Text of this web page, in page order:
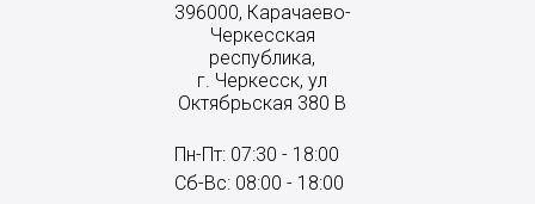
Пн-Пт: 07:30 - 18:00
Сб-Вс: 08:00 - 18:00
396000, Карачаево-
Черкесская
республика,
г. Черкесск, ул
Октябрьская 380 В